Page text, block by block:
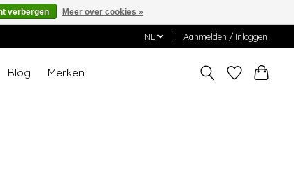
NL Aanmelden / Inloggen
Blog Merken
verbergen Meer over cookies »